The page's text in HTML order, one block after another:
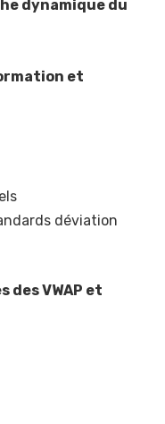
dynamique du
et
déviation
des VWAP et